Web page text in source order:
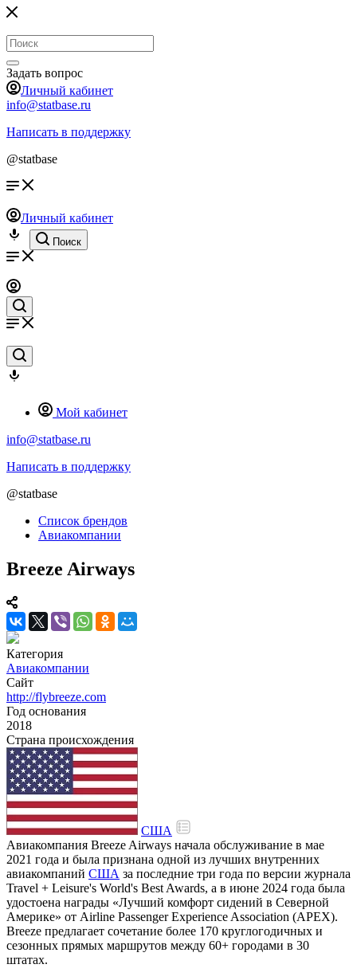
Задать вопрос
Личный кабинет
info@statbase.ru
Написать в поддержку
@statbase
Личный кабинет
Поиск
Мой кабинет
info@statbase.ru
Написать в поддержку
@statbase
Список брендов
Авиакомпании
Breeze Airways
Категория
Авиакомпании
Сайт
http://flybreeze.com
Год основания
2018
Страна происхождения
США
Авиакомпания Breeze Airways начала обслуживание в мае
2021 года и была признана одной из лучших внутренних
авиакомпаний США за последние три года по версии журнала
Travel + Leisure's World's Best Awards, а в июне 2024 года была
удостоена награды «Лучший комфорт сидений в Северной
Америке» от Airline Passenger Experience Association (APEX).
Breeze предлагает сочетание более 170 круглогодичных и
сезонных прямых маршрутов между 60+ городами в 30
штатах.